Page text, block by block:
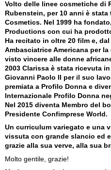
Volto delle linee cosmetiche di
Rubenstein, per 10 anni è
Cosmetics. Nel 1999 ha
Productions con cui ha
Ha recitato in oltre 20 film e,
Ambasciatrice Americana per
visto vincere alle donne
2003 Clarissa è stata ricevuta
Giovanni Paolo II per il suo
premiata a Profilo Donna e
Internazionale Profilo Donna
Nel 2015 diventa Membro del
Presidente Confimprese World.
Un curriculum variegato e una
vissuta con grande slancio ed
grazie alla sua verve, alla sua
Molto gentile, grazie!